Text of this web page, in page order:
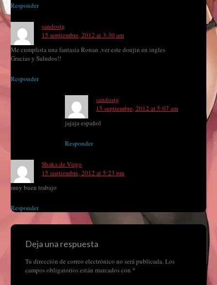
Responder
sandostg
15 septiembre, 2012 at 3:30 am
Me cumplista una fantasia Ronan ,ver este doujin en ingles
Gracias y Saludos!!
Responder
sandostg
15 septiembre, 2012 at 5:07 am
jajaja español
Responder
Shaka de Virgo
15 septiembre, 2012 at 5:23 pm
muy buen trabajo
Responder
Deja una respuesta
Tu dirección de correo electrónico no será publicada.Los
campos obligatorios están marcados con *